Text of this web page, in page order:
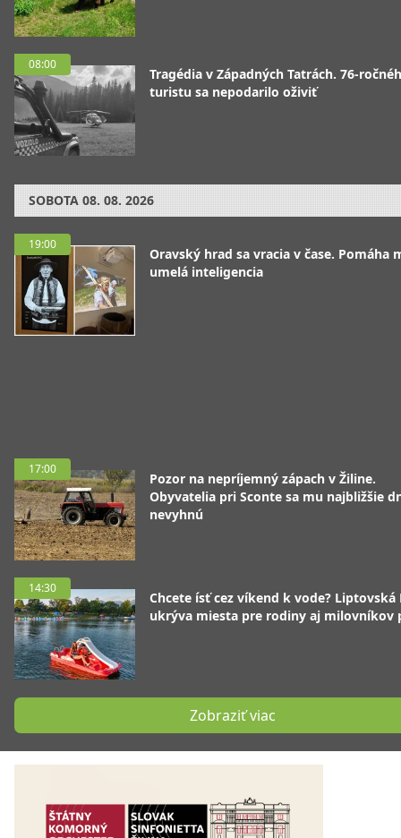
08:00
Tragédia v Západných Tatrách. 76-
turistu sa nepodarilo oživiť
SOBOTA 08. 08. 2026
19:00
Oravský hrad sa vracia v čase. Pomáha
umelá inteligencia
17:00
Pozor na nepríjemný zápach v Žiline.
Obyvatelia pri Sconte sa mu najbližšie
nevyhnú
14:30
Chcete ísť cez víkend k vode? Liptovská
ukrýva miesta pre rodiny aj milovníkov
Zobraziť viac